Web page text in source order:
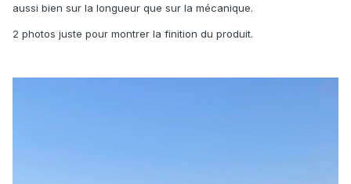
aussi bien sur la longueur que sur la mécanique.
2 photos juste pour montrer la finition du produit.